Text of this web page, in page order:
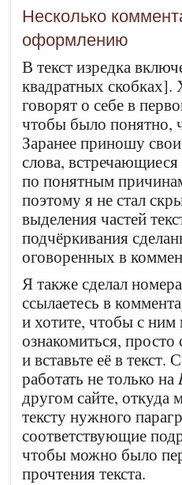
Несколько
оформлению
В текст изредка
квадратных
говорят о себе в
чтобы было понятно,
Заранее приношу
слова,
по понятным
поэтому я не стал
выделения частей
подчёркивания
оговоренных в
Я также сделал
ссылаетесь в
и хотите, чтобы с
ознакомиться,
и вставьте её в
работать не только на
другом сайте, откуда
тексту нужного
соответствующие
чтобы можно было
прочтения текста.